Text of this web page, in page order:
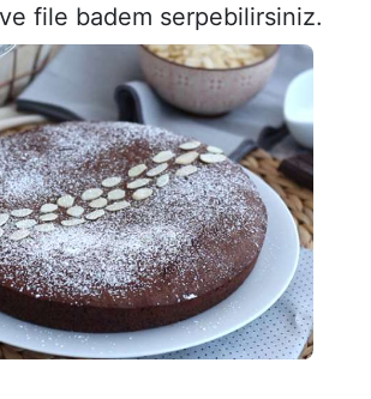
file badem serpebilirsiniz.